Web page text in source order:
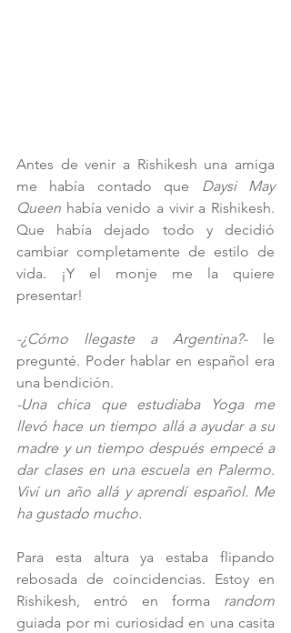
Antes de venir a Rishikesh una amiga
me había contado que Daysi May
Queen había venido a vivir a Rishikesh.
Que había dejado todo y decidió
cambiar completamente de estilo de
vida. ¡Y el monje me la quiere
presentar!
-¿Cómo llegaste a Argentina?-
le
pregunté. Poder hablar en español era
una bendición.
-Una chica que estudiaba Yoga me
llevó hace un tiempo allá a ayudar a su
madre y un tiempo después empecé a
dar clases en una escuela en Palermo.
Viví un año allá y aprendí español. Me
ha gustado mucho.
Para esta altura ya estaba flipando
rebosada de coincidencias. Estoy en
Rishikesh, entró en forma random
guiada por mi curiosidad en una casita